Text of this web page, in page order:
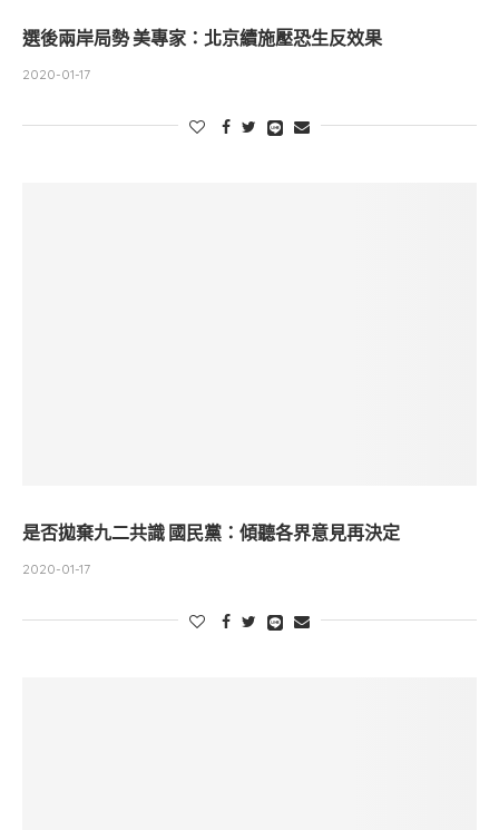
選後兩岸局勢 美專家：北京續施壓恐生反效果
2020-01-17
是否拋棄九二共識 國民黨：傾聽各界意見再決定
2020-01-17